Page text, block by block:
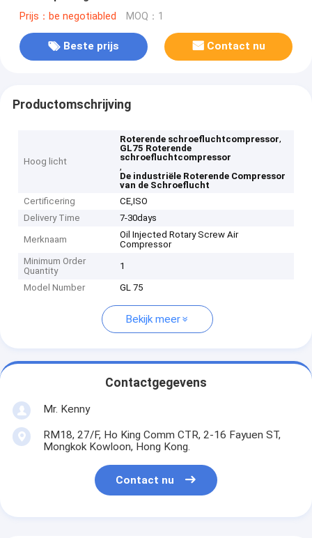
productiebehoeften
Prijs：be negotiabled MOQ：1
Beste prijs Contact nu
Productomschrijving
Hoog licht
Roterende schroefluchtcompressor,
GL75 Roterende
schroefluchtcompressor
,
De industriële Roterende Compressor
van de Schroeflucht
Certificering
CE,ISO
Delivery Time
7-30days
Merknaam
Oil Injected Rotary Screw Air
Compressor
Minimum Order
Quantity
1
Model Number GL 75
Bekijk meer
Contactgegevens
Mr. Kenny
RM18, 27/F, Ho King Comm CTR, 2-16 Fayuen ST,
Mongkok Kowloon, Hong Kong.
Contact nu